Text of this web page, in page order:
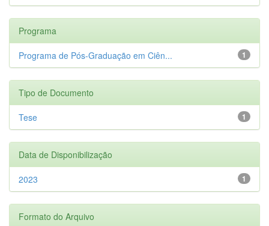
Programa
1
Programa de Pós-Graduação em Ciên...
Tipo de Documento
1
Tese
Data de Disponibilização
1
2023
Formato do Arquivo